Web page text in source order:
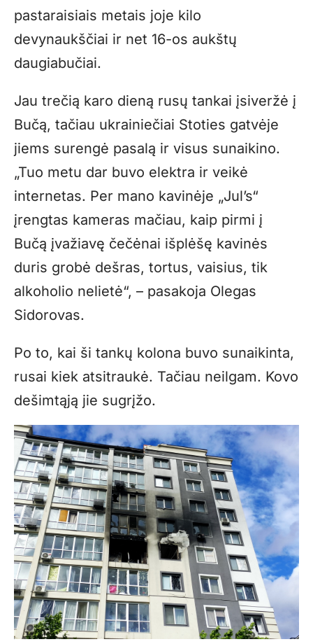
pastaraisiais metais joje kilo
devynaukščiai ir net 16-os aukštų
daugiabučiai.
Jau trečią karo dieną rusų tankai įsiveržė į
Bučą, tačiau ukrainiečiai Stoties gatvėje
jiems surengė pasalą ir visus sunaikino.
„Tuo metu dar buvo elektra ir veikė
internetas. Per mano kavinėje „Jul’s“
įrengtas kameras mačiau, kaip pirmi į
Bučą įvažiavę čečėnai išplėšę kavinės
duris grobė dešras, tortus, vaisius, tik
alkoholio nelietė“, – pasakoja Olegas
Sidorovas.
Po to, kai ši tankų kolona buvo sunaikinta,
rusai kiek atsitraukė. Tačiau neilgam. Kovo
dešimtąją jie sugrįžo.